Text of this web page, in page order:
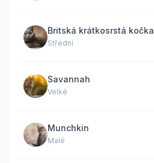
Britská krátkosrstá kočka
Střední
Savannah
Velké
Munchkin
Malé